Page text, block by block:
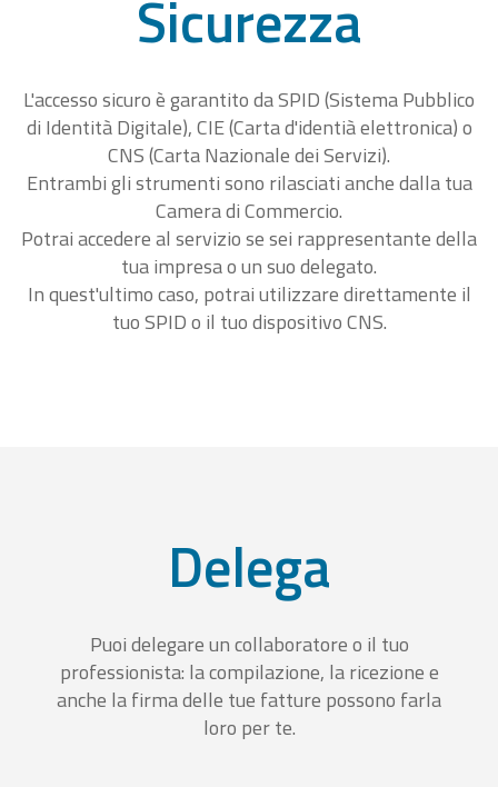
Sicurezza
L'accesso sicuro è garantito da SPID (Sistema Pubblico
di Identità Digitale), CIE (Carta d'identià elettronica) o
CNS (Carta Nazionale dei Servizi).
Entrambi gli strumenti sono rilasciati anche dalla tua
Camera di Commercio.
Potrai accedere al servizio se sei rappresentante della
tua impresa o un suo delegato.
In quest'ultimo caso, potrai utilizzare direttamente il
tuo SPID o il tuo dispositivo CNS.
Delega
Puoi delegare un collaboratore o il tuo
professionista: la compilazione, la ricezione e
anche la firma delle tue fatture possono farla
loro per te.